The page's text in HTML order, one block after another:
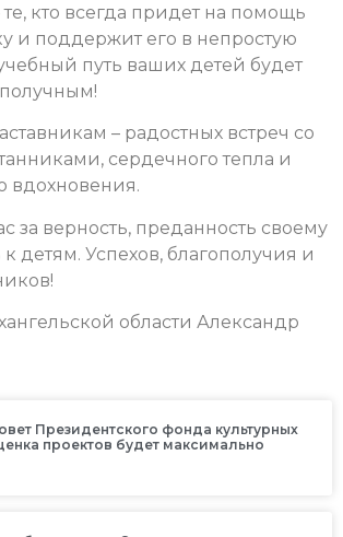
кто всегда придет на помощь
и поддержит его в непростую
путь ваших детей будет
– радостных встреч со
сердечного тепла и
вдохновения.
за верность, преданность своему
детям. Успехов, благополучия и
области Александр
Президентского фонда культурных
проектов будет максимально